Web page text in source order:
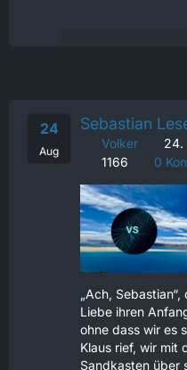
24
Aug
Sebastian
Volker
24.
1166
0
„Ach,
Liebe ihren
ohne dass wir es
Klaus rief, wir mit
Sandkasten über